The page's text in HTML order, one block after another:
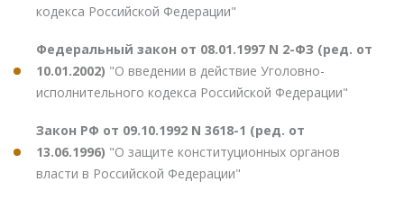
кодекса Российской Федерации"
Федеральный закон от 08.01.1997 N 2-ФЗ (ред. от
10.01.2002) "О введении в действие Уголовно-
исполнительного кодекса Российской Федерации"
Закон РФ от 09.10.1992 N 3618-1 (ред. от
13.06.1996) "О защите конституционных органов
власти в Российской Федерации"